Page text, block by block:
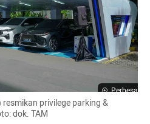
Perbesar
privilege parking &
dok. TAM